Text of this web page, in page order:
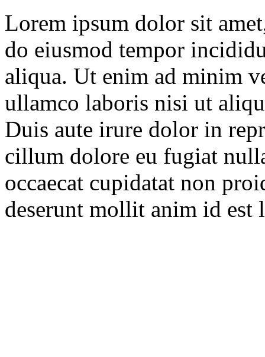
Lorem ipsum dolor sit
do eiusmod tempor
aliqua. Ut enim ad minim
ullamco laboris nisi ut
Duis aute irure dolor in
cillum dolore eu fugiat
occaecat cupidatat non
deserunt mollit anim id est